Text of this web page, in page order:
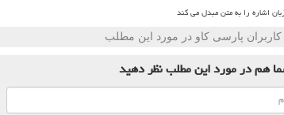
اشاره را به متن مبدل می کند
پارسی کاو در مورد این مطلب
همدر مورد این مطلبنظر دهید